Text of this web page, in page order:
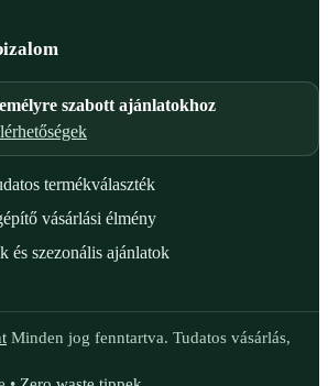
szabott ajánlatokhoz
termékválaszték
vásárlási élmény
és szezonális ajánlatok
Minden jog fenntartva. Tudatos vásárlás,